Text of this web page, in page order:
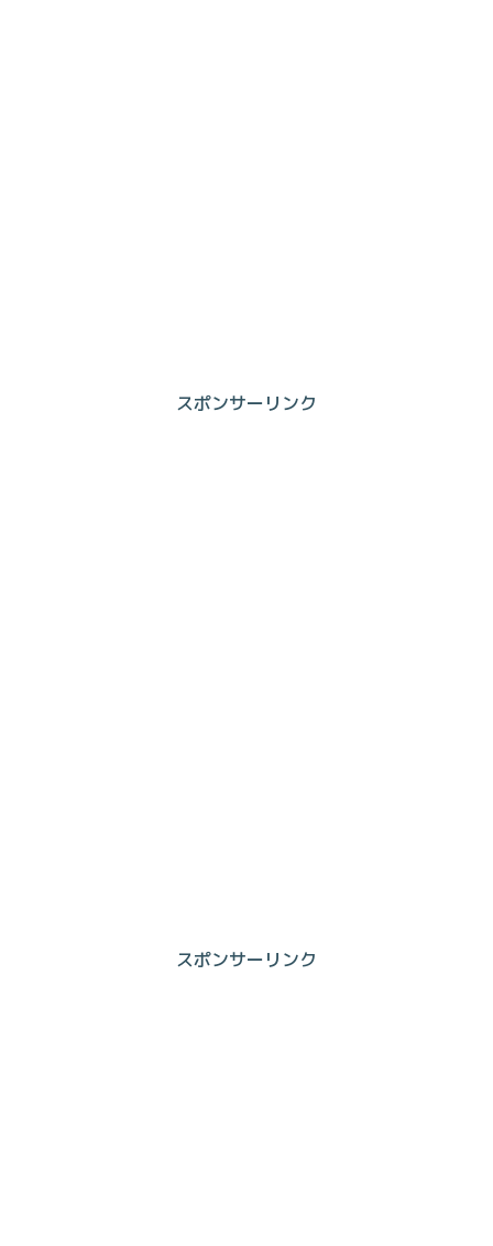
スポンサーリンク
スポンサーリンク